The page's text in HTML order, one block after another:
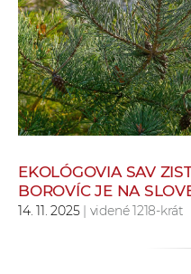
EKOLÓGOVIA SAV
BOROVÍC JE NA
14. 11. 2025| videné 1218-krát